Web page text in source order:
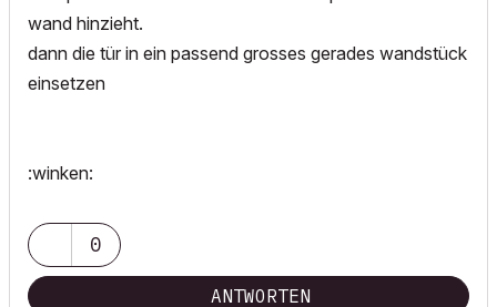
wand hinzieht.
dann die tür in ein passend grosses gerades wandstück
einsetzen
:winken:
0
ANTWORTEN